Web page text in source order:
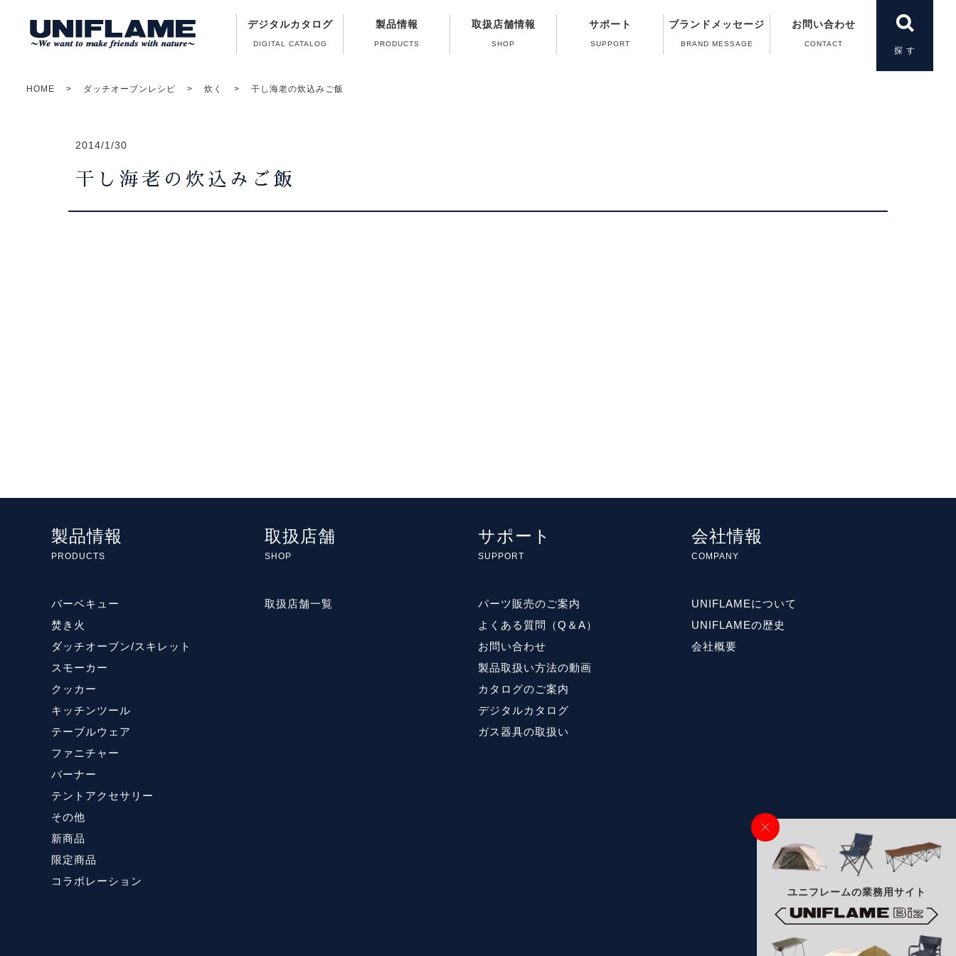
デジタルカタログ
DIGITAL CATALOG
製品情報
PRODUCTS
取扱店舗情報
SHOP
サポート
SUPPORT
ブランドメッセージ
BRAND MESSAGE
お問い合わせ
CONTACT
ユニフレームの業務用サイト
HOME ダッチオーブンレシピ 炊く 干し海老の炊込みご飯
2014/1/30
干し海老の炊込みご飯
製品情報
PRODUCTS
バーベキュー
焚き火
ダッチオーブン/スキレット
スモーカー
クッカー
キッチンツール
テーブルウェア
ファニチャー
バーナー
テントアクセサリー
その他
新商品
限定商品
コラボレーション
取扱店舗
SHOP
取扱店舗一覧
サポート
SUPPORT
パーツ販売のご案内
よくある質問（Q＆A）
お問い合わせ
製品取扱い方法の動画
カタログのご案内
デジタルカタログ
ガス器具の取扱い
会社情報
COMPANY
UNIFLAMEについて
UNIFLAMEの歴史
会社概要